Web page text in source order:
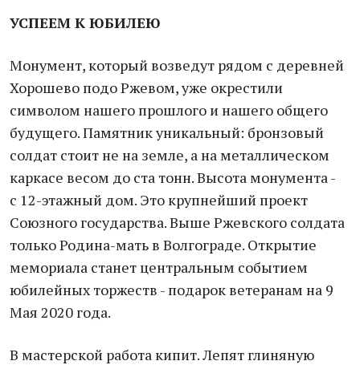
УСПЕЕМ К ЮБИЛЕЮ
Монумент, который возведут рядом с деревней
Хорошево подо Ржевом, уже окрестили
символом нашего прошлого и нашего общего
будущего. Памятник уникальный: бронзовый
солдат стоит не на земле, а на металлическом
каркасе весом до ста тонн. Высота монумента -
с 12-этажный дом. Это крупнейший проект
Союзного государства. Выше Ржевского солдата
только Родина-мать в Волгограде. Открытие
мемориала станет центральным событием
юбилейных торжеств - подарок ветеранам на 9
Мая 2020 года.
В мастерской работа кипит. Лепят глиняную